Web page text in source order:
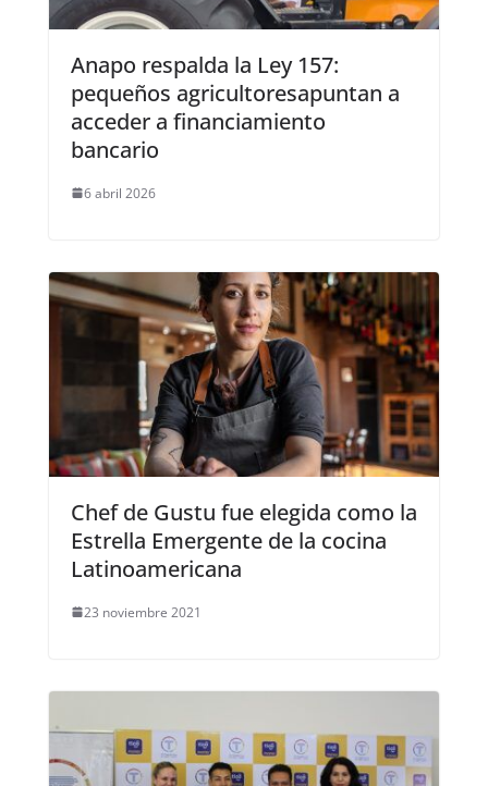
Anapo respalda la Ley 157:
pequeños agricultoresapuntan a
acceder a financiamiento
bancario
6 abril 2026
Chef de Gustu fue elegida como la
Estrella Emergente de la cocina
Latinoamericana
23 noviembre 2021